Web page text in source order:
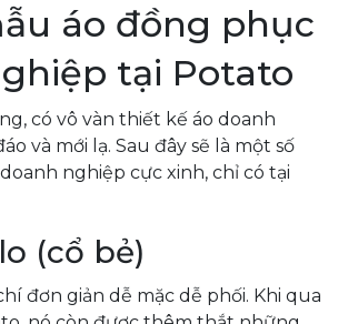
áo đồng phục
tại Potato
có vô vàn thiết kế áo doanh
và mới lạ. Sau đây sẽ là một số
nghiệp cực xinh, chỉ có tại
(cổ bẻ)
đơn giản dễ mặc dễ phối. Khi qua